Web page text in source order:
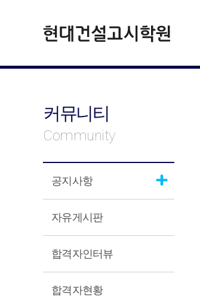
커뮤니티
Community
공지사항
자유게시판
합격자인터뷰
합격자현황